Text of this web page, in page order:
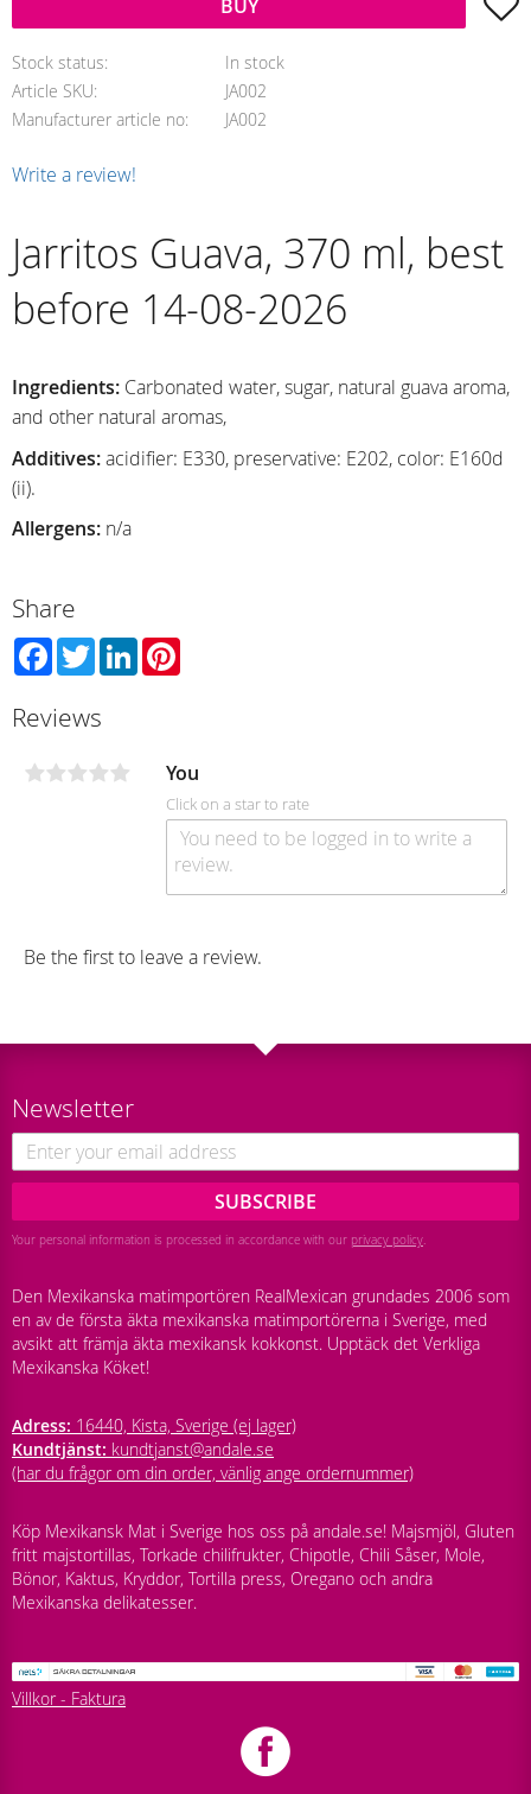
BUY
Stock status
In stock
Article SKU
JA002
Manufacturer article no
JA002
Write a review!
Jarritos Guava, 370 ml, best
before 14-08-2026
Ingredients: Carbonated water, sugar, natural guava aroma,
and other natural aromas,
Additives:acidifier: E330, preservative: E202, color: E160d
(ii).
Allergens: n/a
Share
Facebook
TwitterLinkedIn
Reviews
You
Click on a star to rate
Be the first to leave a review.
Newsletter
SUBSCRIBE
Your personal information is processed in accordance with our privacy policy
Den Mexikanska matimportören RealMexican grundades 2006 som
en av de första äkta mexikanska matimportörerna i Sverige, med
avsikt att främja äkta mexikansk kokkonst. Upptäck det Verkliga
Mexikanska Köket!
Adress: 16440, Kista, Sverige (ej lager)
Kundtjänst: kundtjanst@andale.se
(har du frågor om din order, vänlig ange ordernummer)
Köp Mexikansk Mat i Sverige hos oss på andale.se! Majsmjöl, Gluten
fritt majstortillas, Torkade chilifrukter, Chipotle, Chili Såser, Mole,
Bönor, Kaktus, Kryddor, Tortilla press, Oregano och andra
Mexikanska delikatesser.
Villkor - Faktura